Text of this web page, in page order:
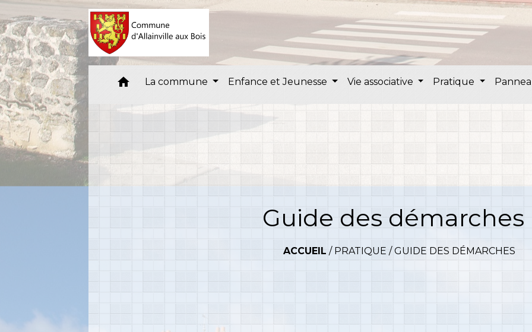
home La commune Enfance et Jeunesse Vie associative Pratique
Guide des démarches
ACCUEIL / PRATIQUE /GUIDE DES DÉMARCHES